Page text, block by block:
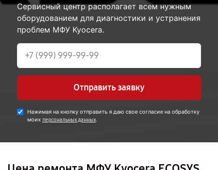
Сервисный центр располагает всем нужным
оборудованием для диагностики и устранения
проблем МФУ Kyocera.
Отправить заявку
Нажимая на кнопку отправить я даю свое согласие на обработку
моих персональных данных.